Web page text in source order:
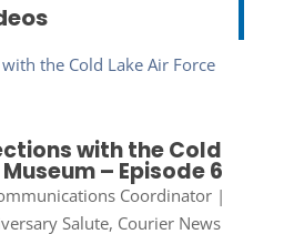
with the Cold
– Episode 6
Coordinator|
Salute, Courier News